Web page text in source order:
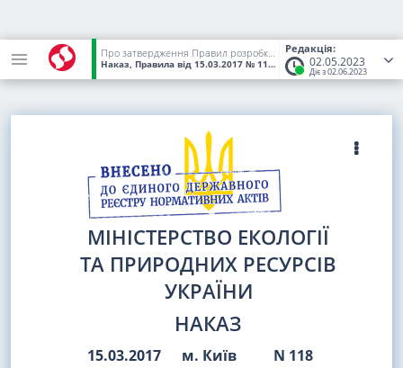
Редакція:
02.05.2023
Діє з 02.06.2023
Про затвердження Правил розробки нафтових і газових родовищ
Наказ, Правила від 15.03.2017 № 118 (Статус:Чинний)
МІНІСТЕРСТВО ЕКОЛОГІЇ
ТА ПРИРОДНИХ РЕСУРСІВ
УКРАЇНИ
НАКАЗ
15.03.2017 м. Київ N 118